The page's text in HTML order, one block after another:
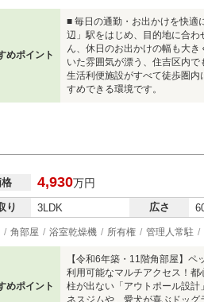
めポイント
■ 毎日の通勤・お出かけを快適
辺」駅をはじめ、目的地に合
ん、休日のお出かけの幅も大
いた雰囲気が漂う、住吉区内
生活利便施設がすべて徒歩圏
すめできる環境です。
4,930万円
り 3LDK 広さ
角部屋 浴室乾燥機 所有権 管理人常駐
めポイント
【令和6年築・11階角部屋】
利用可能なマルチアクセス！
柱が出ない「アウトポール設
ネスジムや、愛犬が喜ぶドッ